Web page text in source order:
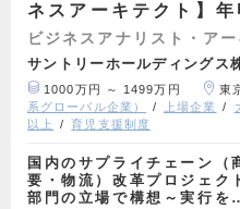
ネスアーキテクト】
ビジネスアナリスト・アー
サントリーホールディングス
1000万円 ～ 1499万円 東
系グローバル企業）
上場企業
以上
育児支援制度
国内のサプライチェーン（
要・物流）改革プロジェク
部門の立場で構想～実行を